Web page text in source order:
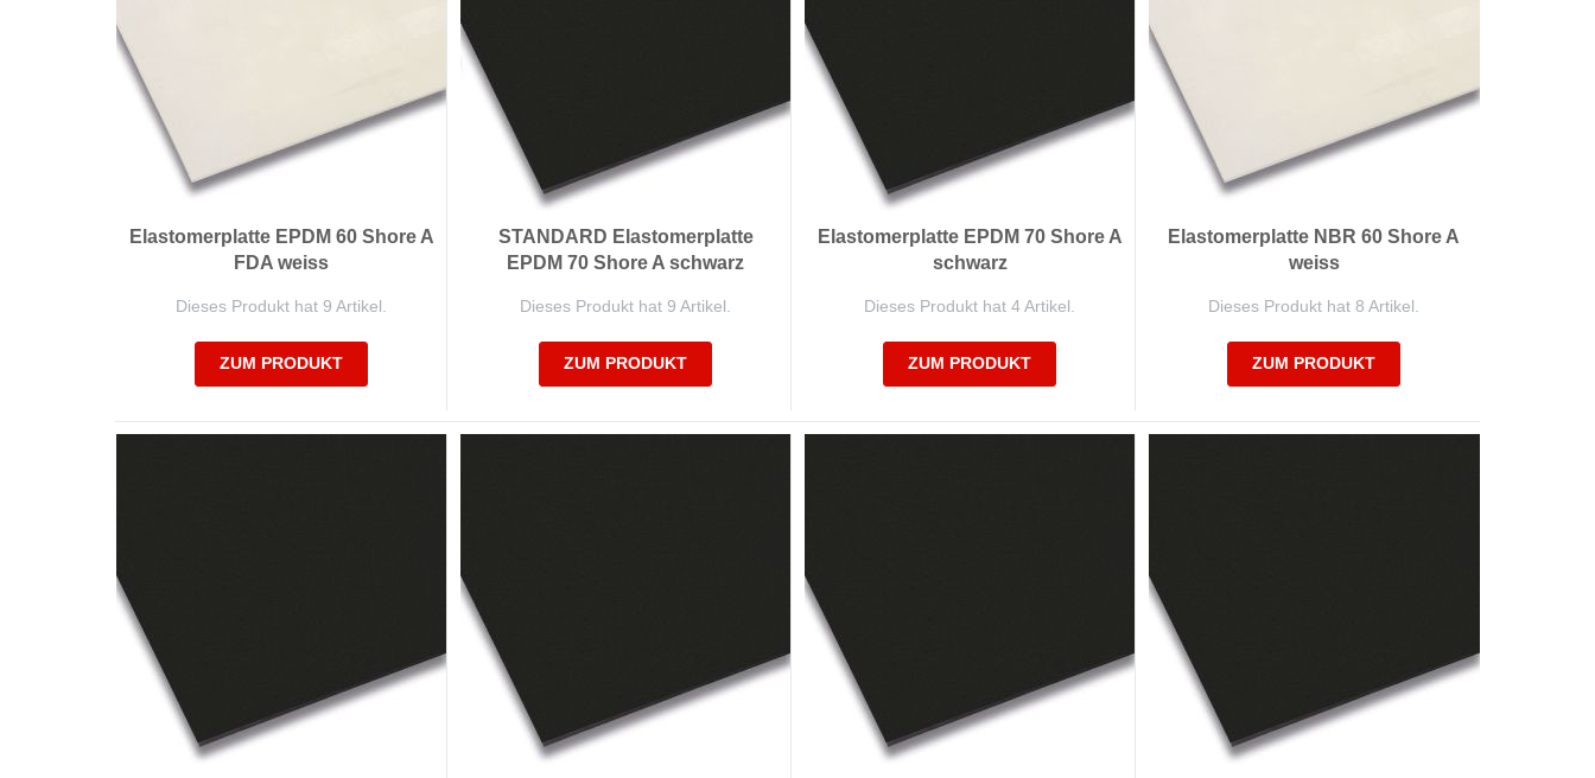
Elastomerplatte EPDM 60 Shore A
FDA weiss
Dieses Produkt hat 9 Artikel.
ZUM PRODUKT
STANDARD Elastomerplatte
EPDM 70 Shore A schwarz
Dieses Produkt hat 9 Artikel.
ZUM PRODUKT
Elastomerplatte EPDM 70 Shore A
schwarz
Dieses Produkt hat 4 Artikel.
ZUM PRODUKT
Elastomerplatte NBR 60 Shore A
weiss
Dieses Produkt hat 8 Artikel.
ZUM PRODUKT